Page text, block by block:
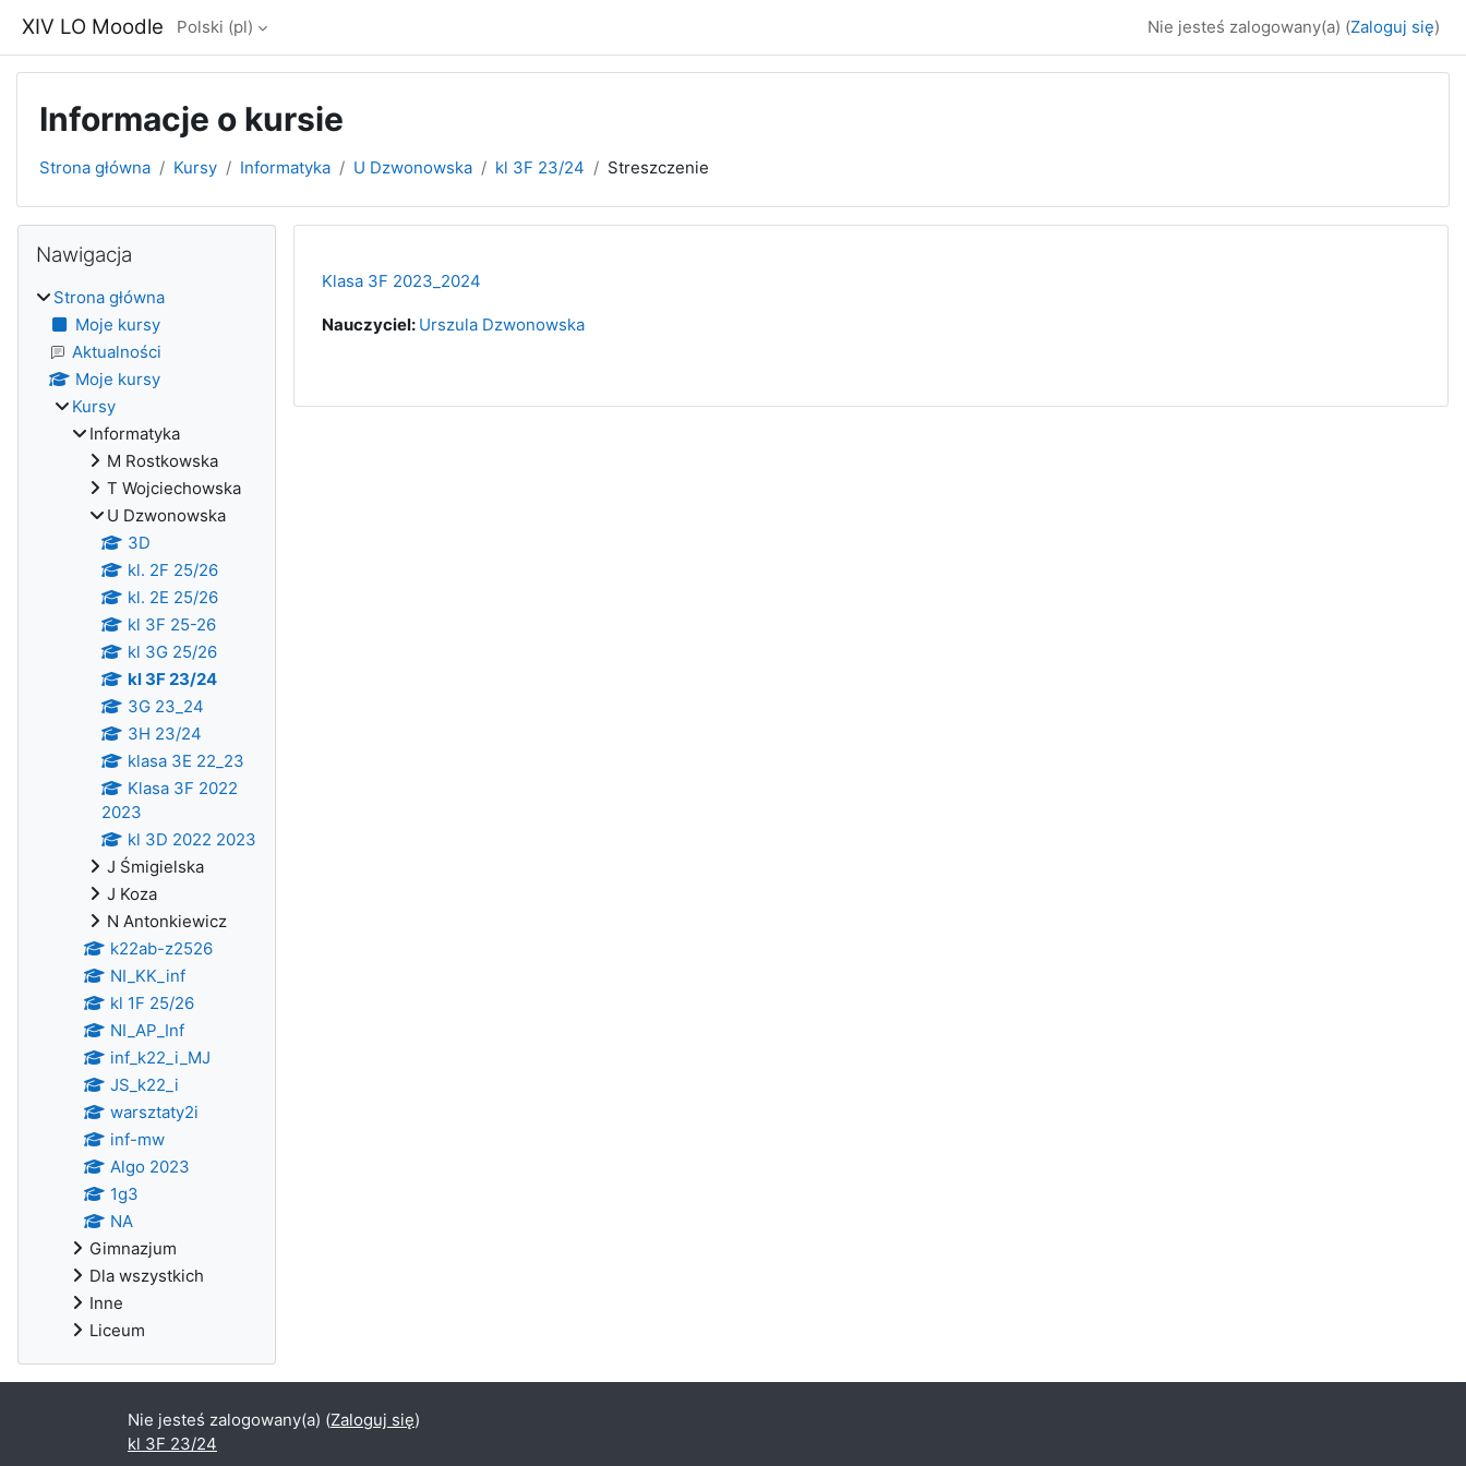
XIV LO Moodle Polski ‎(pl)‎ Nie jesteś zalogowany(a) (Zaloguj się)
Informacje o kursie
Strona główna Kursy Informatyka U Dzwonowska kl 3F 23/24 Streszczenie
Klasa 3F 2023_2024
Nauczyciel: Urszula Dzwonowska
Bloki
Nawigacja
Strona główna
Moje kursy
Aktualności
Moje kursy
Kursy
Informatyka
M Rostkowska
T Wojciechowska
U Dzwonowska
3D
kl. 2F 25/26
kl. 2E 25/26
kl 3F 25-26
kl 3G 25/26
kl 3F 23/24
3G 23_24
3H 23/24
klasa 3E 22_23
Klasa 3F 2022
2023
kl 3D 2022 2023
J Śmigielska
J Koza
N Antonkiewicz
k22ab-z2526
NI_KK_inf
kl 1F 25/26
NI_AP_Inf
inf_k22_i_MJ
JS_k22_i
warsztaty2i
inf-mw
Algo 2023
1g3
NA
Gimnazjum
Dla wszystkich
Inne
Liceum
Nie jesteś zalogowany(a) (Zaloguj się)
kl 3F 23/24